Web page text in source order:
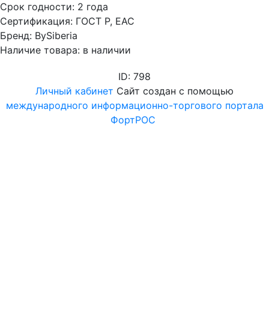
Срок годности: 2 года
Сертификация: ГОСТ Р, EAC
Бренд: BySiberia
Наличие товара: в наличии
ID: 798
Личный кабинет Сайт создан с помощью
международного информационно-торгового портала
ФортРОС